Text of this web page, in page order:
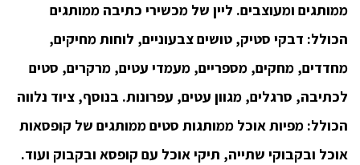
ממותגים ומעוצבים. ליין של מכשירי כתיבה ממותגים
הכולל: דבקי סטיק, טושים צבעוניים, לוחות מחיקים,
מחדדים, מחקים, מספריים, מעמדי עטים, מרקרים, סטים
לכתיבה, סרגלים, מגוון עטים, עפרונות. בנוסף, ציוד נלווה
הכולל: מפיות אוכל ממותגות סטים ממותגים של קופסאות
אוכל ובקבוקי שתייה, תיקי אוכל עם קופסא ובקבוק ועוד.